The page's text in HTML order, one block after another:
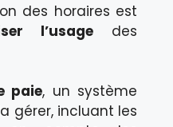
des horaires est
l’usagedes
paie, un système
gérer, incluant les